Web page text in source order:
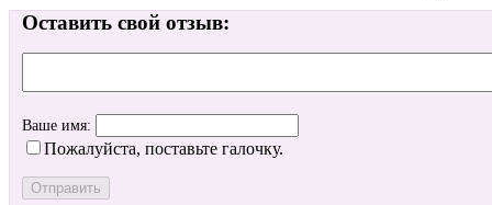
Оставить свой отзыв:
Ваше имя:
Пожалуйста, поставьте галочку.